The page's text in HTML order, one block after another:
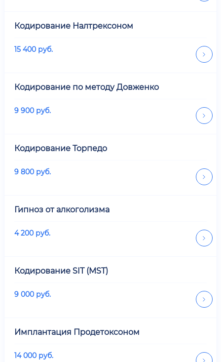
Кодирование Налтрексоном
15 400 руб.
Кодирование по методу Довженко
9 900 руб.
Кодирование Торпедо
9 800 руб.
Гипноз от алкоголизма
4 200 руб.
Кодирование SIT (MST)
9 000 руб.
Имплантация Продетоксоном
14 000 руб.